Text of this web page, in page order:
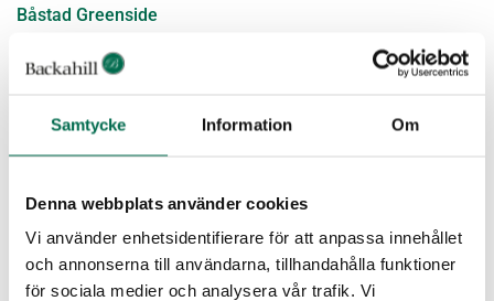
Samtycke Information Om
Denna webbplats använder cookies
Vi använder enhetsidentifierare för att anpassa innehållet
och annonserna till användarna, tillhandahålla funktioner
för sociala medier och analysera vår trafik. Vi
Båstad Greenside